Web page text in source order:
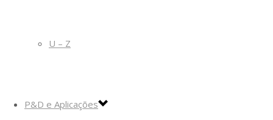
U – Z
P&D e Aplicações